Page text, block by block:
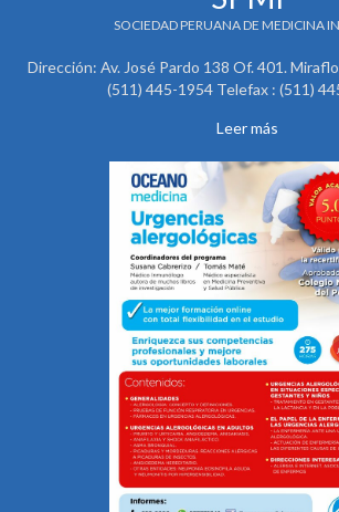
SOCIEDAD PERUANA DE MEDICINA
Dirección: Av. José Pardo 138 Of. 401.
(511) 445-1954 Telefax : (511)
Leer más